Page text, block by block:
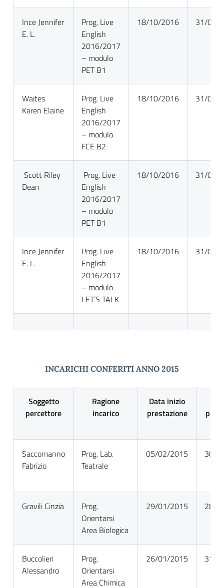
Ince Jennifer
E. L.
Prog. Live
English
2016/2017
– modulo
PET B1
18/10/2016 31/05/
Waites
Karen Elaine
Prog. Live
English
2016/2017
– modulo
FCE B2
18/10/2016 31/05/
Scott Riley
Dean
Prog. Live
English
2016/2017
– modulo
PET B1
18/10/2016 31/05/
Ince Jennifer
E. L.
Prog. Live
English
2016/2017
– modulo
LET’S TALK
18/10/2016 31/05/
INCARICHI CONFERITI ANNO 2015
Soggetto
percettore
Ragione
incarico
Data inizio
prestazione
Saccomanno
Fabrizio
Prog. Lab.
Teatrale
05/02/2015 30/
Gravili Cinzia
Prog.
Orientarsi
Area Biologica
29/01/2015 28/
Buccolieri
Alessandro
Prog.
Orientarsi
Area Chimica
26/01/2015 31/